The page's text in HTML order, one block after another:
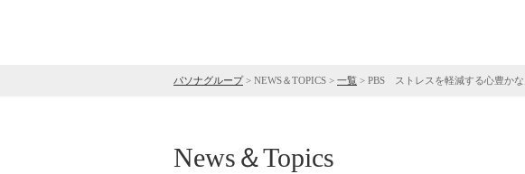
パソナグループ> NEWS＆TOPICS > 一覧 > PBS ストレスを軽減する心豊か
News＆Topics